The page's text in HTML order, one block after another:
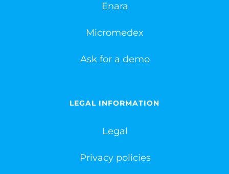
Enara
Micromedex
Ask for a demo
LEGAL INFORMATION
Legal
Privacy policies